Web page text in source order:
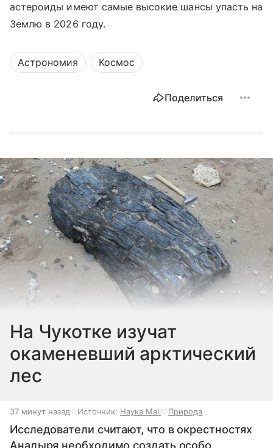
астероиды имеют самые высокие шансы упасть на
Землю в 2026 году.
Астрономия Космос
Поделиться
На Чукотке изучат
окаменевший арктический
лес
37 минут назад Источник: Наука Mail Природа
Исследователи считают, что в окрестностях